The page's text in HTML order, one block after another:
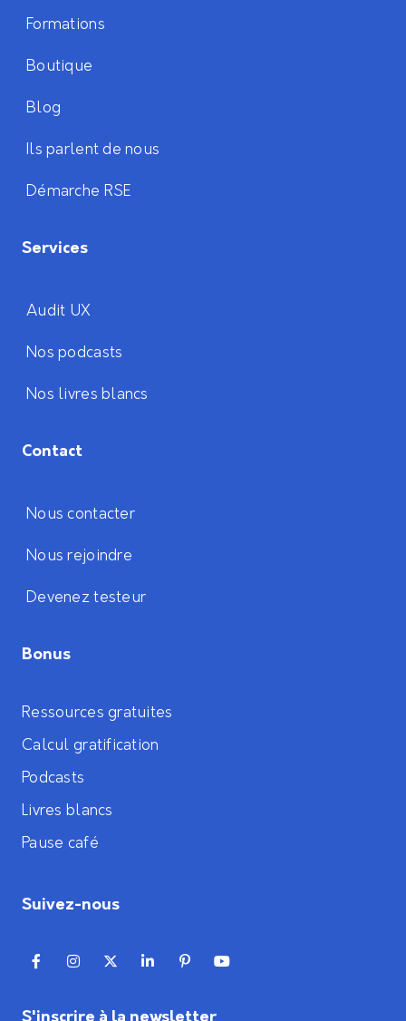
Formations
Boutique
Blog
Ils parlent de nous
Démarche RSE
Services
Audit UX
Nos podcasts
Nos livres blancs
Contact
Nous contacter
Nous rejoindre
Devenez testeur
Bonus
Ressources gratuites
Calcul gratification
Podcasts
Livres blancs
Pause café
Suivez-nous